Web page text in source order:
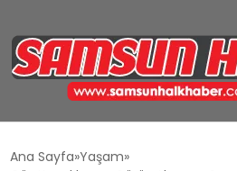
Ana Sayfa Yaşam